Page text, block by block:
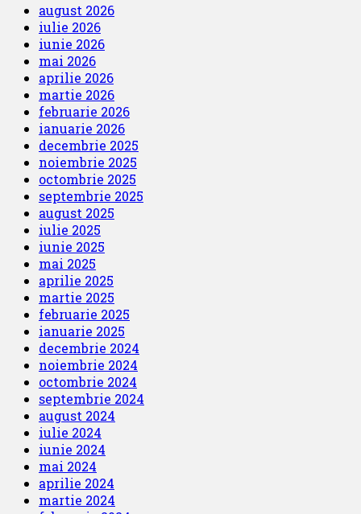
august 2026
iulie 2026
iunie 2026
mai 2026
aprilie 2026
martie 2026
februarie 2026
ianuarie 2026
decembrie 2025
noiembrie 2025
octombrie 2025
septembrie 2025
august 2025
iulie 2025
iunie 2025
mai 2025
aprilie 2025
martie 2025
februarie 2025
ianuarie 2025
decembrie 2024
noiembrie 2024
octombrie 2024
septembrie 2024
august 2024
iulie 2024
iunie 2024
mai 2024
aprilie 2024
martie 2024